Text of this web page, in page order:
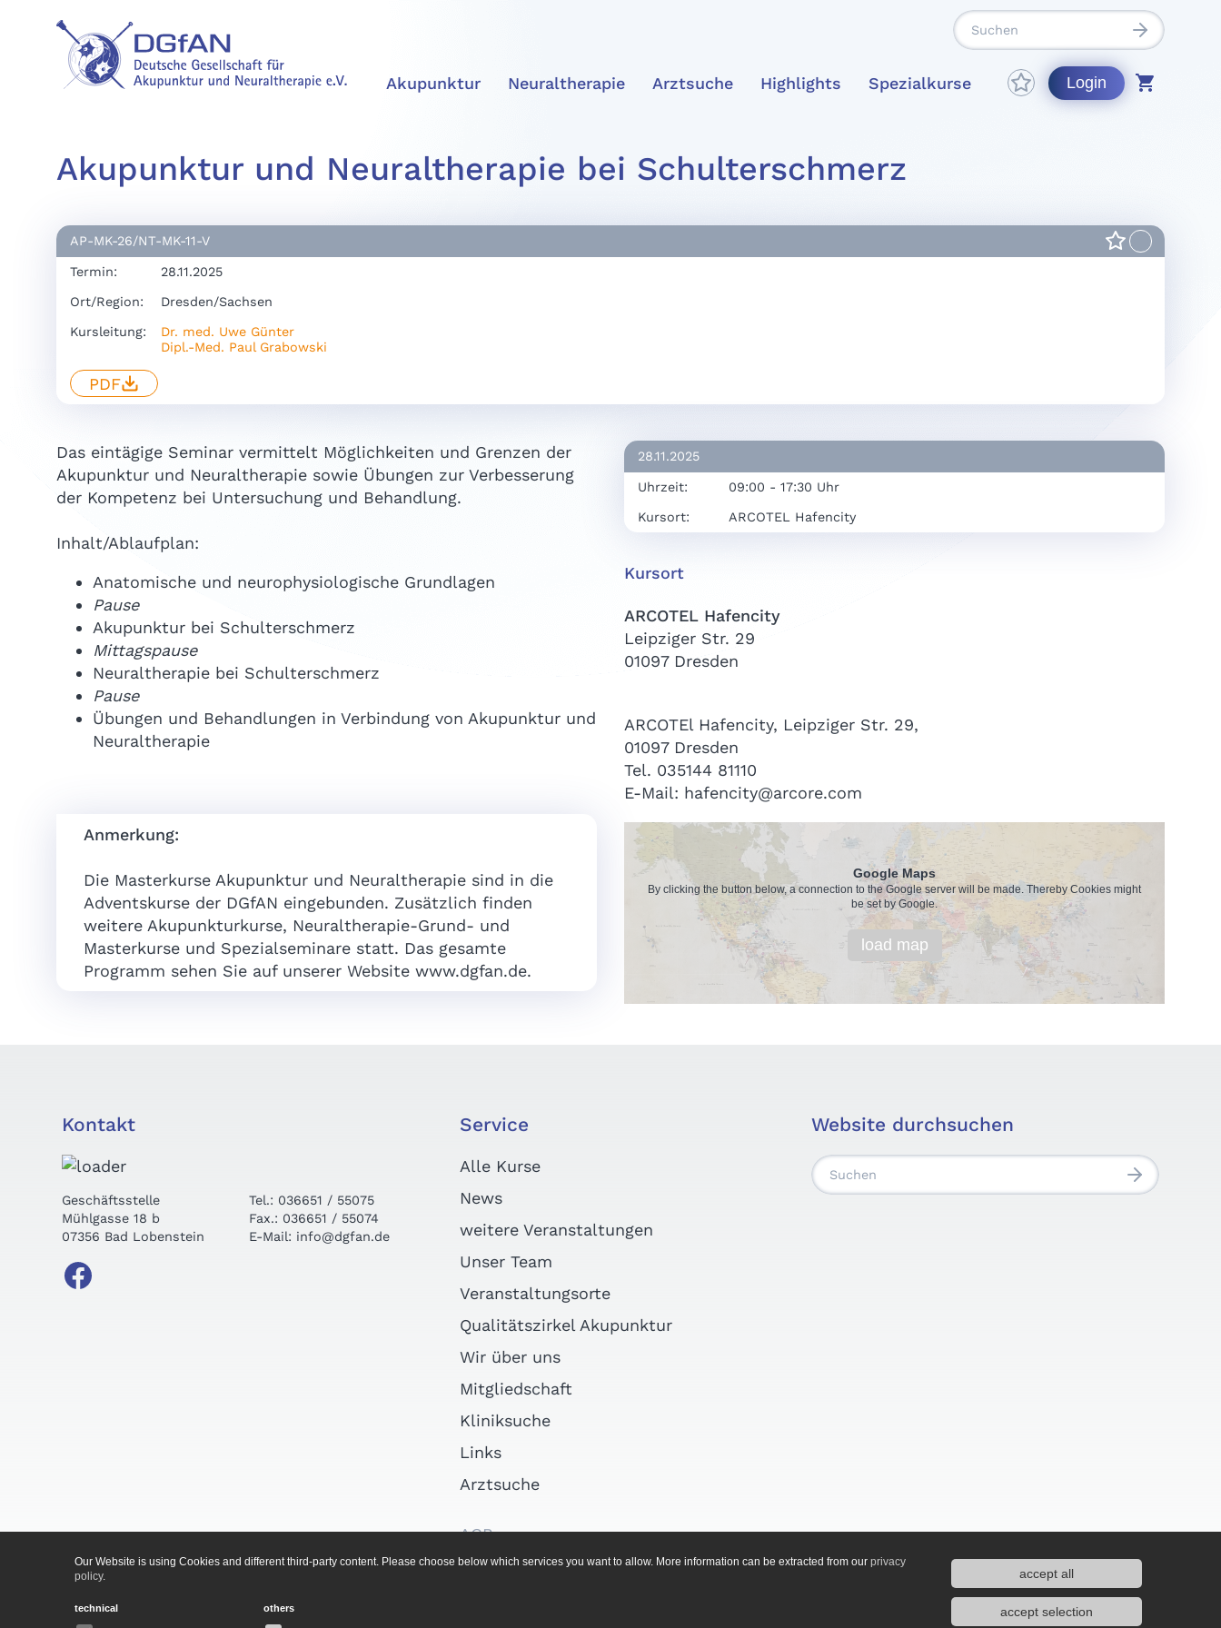
Akupunktur Neuraltherapie Arztsuche Highlights Spezialkurse Login
Akupunktur und Neuraltherapie bei Schulterschmerz
AP-MK-26/NT-MK-11-V
Termin: 28.11.2025
Ort/Region: Dresden/Sachsen
Kursleitung:
Dr. med. Uwe Günter
Dipl.-Med. Paul Grabowski
PDF
Das eintägige Seminar vermittelt Möglichkeiten und Grenzen der
Akupunktur und Neuraltherapie sowie Übungen zur Verbesserung
der Kompetenz bei Untersuchung und Behandlung.
Inhalt/Ablaufplan:
Anatomische und neurophysiologische Grundlagen
Pause
Akupunktur bei Schulterschmerz
Mittagspause
Neuraltherapie bei Schulterschmerz
Pause
Übungen und Behandlungen in Verbindung von Akupunktur und
Neuraltherapie
Anmerkung:
Die Masterkurse Akupunktur und Neuraltherapie sind in die
Adventskurse der DGfAN eingebunden. Zusätzlich finden
weitere Akupunkturkurse, Neuraltherapie-Grund- und
Masterkurse und Spezialseminare statt. Das gesamte
Programm sehen Sie auf unserer Website www.dgfan.de.
28.11.2025
Uhrzeit: 09:00 - 17:30 Uhr
Kursort: ARCOTEL Hafencity
Kursort
ARCOTEL Hafencity
Leipziger Str. 29
01097 Dresden
ARCOTEl Hafencity, Leipziger Str. 29,
01097 Dresden
Tel. 035144 81110
E-Mail: hafencity@arcore.com
Google Maps
By clicking the button below, a connection to the Google server will be made. Thereby Cookies might
be set by Google.
load map
Kontakt
Geschäftsstelle
Mühlgasse 18 b
07356 Bad Lobenstein
Tel.: 036651 / 55075
Fax.: 036651 / 55074
E-Mail: info@dgfan.de
Service
Alle Kurse
News
weitere Veranstaltungen
Unser Team
Veranstaltungsorte
Qualitätszirkel Akupunktur
Wir über uns
Mitgliedschaft
Kliniksuche
Links
Arztsuche
AGB
Impressum
Website durchsuchen
Our Website is using Cookies and different third-party content. Please choose below which services you want to allow. More information can be extracted from our privacy
policy.
technical others
accept all
accept selection